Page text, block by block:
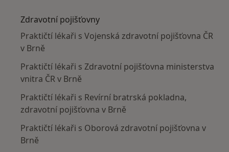
Zdravotní pojišťovny
Praktičtí lékaři s Vojenská zdravotní pojišťovna ČR
v Brně
Praktičtí lékaři s Zdravotní pojišťovna ministerstva
vnitra ČR v Brně
Praktičtí lékaři s Revírní bratrská pokladna,
zdravotní pojišťovna v Brně
Praktičtí lékaři s Oborová zdravotní pojišťovna v
Brně